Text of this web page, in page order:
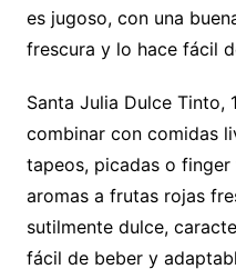
es jugoso, con una
frescura y lo hace fácil
Santa Julia Dulce Tinto,
combinar con comidas
tapeos, picadas o
aromas a frutas rojas
sutilmente dulce,
fácil de beber y